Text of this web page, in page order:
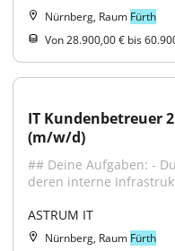
Nürnberg, Raum Fürth
Von 28.900,00 € bis
IT Kundenbetreuer
(m/w/d)
## Deine Aufgaben: -
deren interne
ASTRUM IT
Nürnberg, Raum Fürth